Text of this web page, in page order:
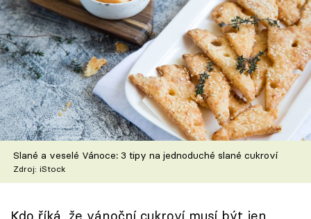
Články
TV Program
Škola vaření
Recepty z TV
Speciál: Cuketa
Těhotnej kuchař
Sledujte prima+
Slané a veselé Vánoce: 3 tipy na jednoduché slané cukroví
Zdroj: iStock